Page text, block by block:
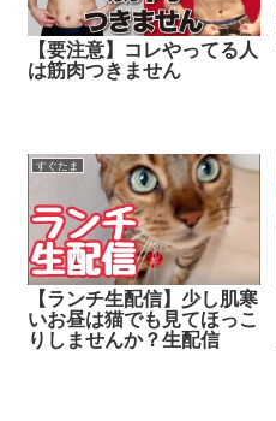
【要注意】コレやってる人
は筋肉つきません
すぐたま
【ランチ生配信】少し肌寒
いお昼は猫でも見てほっこ
りしませんか？生配信